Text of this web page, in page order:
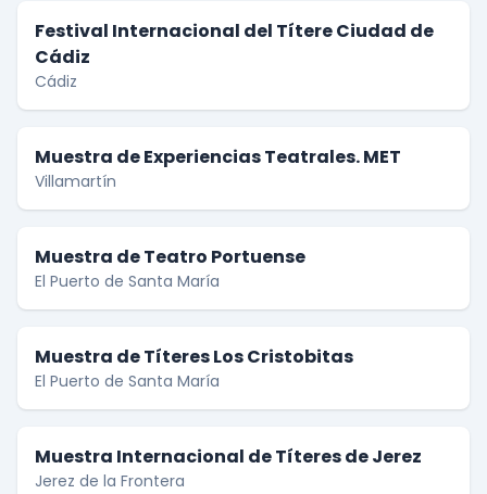
Festival Internacional del Títere Ciudad de
Cádiz
Cádiz
Muestra de Experiencias Teatrales. MET
Villamartín
Muestra de Teatro Portuense
El Puerto de Santa María
Muestra de Títeres Los Cristobitas
El Puerto de Santa María
Muestra Internacional de Títeres de Jerez
Jerez de la Frontera